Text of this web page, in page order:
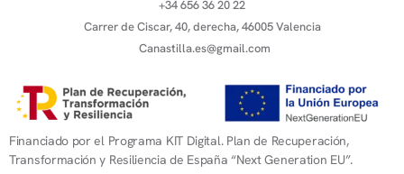
+34 656 36 20 22
Carrer de Ciscar, 40, derecha, 46005 Valencia
Canastilla.es@gmail.com
Financiado por el Programa KIT Digital. Plan de Recuperación,
Transformación y Resiliencia de España “Next Generation EU”.